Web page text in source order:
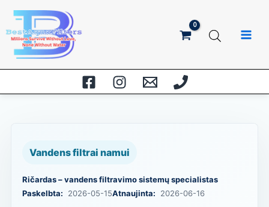
Pereiti
prie
turinio
Vandens filtrai namui
Ričardas – vandens filtravimo sistemų specialistas
Paskelbta:
2026-05-15Atnaujinta: 2026-06-16